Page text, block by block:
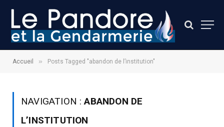
Accueil » Posts Tagged "abandon de l’institution"
NAVIGATION :ABANDON DE
L’INSTITUTION